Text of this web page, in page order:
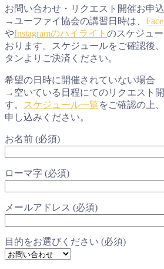
お問い合わせ・リクエスト開催お申
→ユーファイ協会の講習日時は、
やInstagramのハイライト のスケジュ
おります。スケジュールをご確認後
タンよりご決済ください。
希望の日時に開催されていない場合
→空いている日程にてのリクエスト
す。 スケジュール一覧をご確認の上
申し込みください。
お名前 (必須)
ローマ字 (必須)
メールアドレス (必須)
目的をお選びください (必須)